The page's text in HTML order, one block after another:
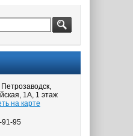
Петрозаводск,
1А, 1 этаж
на карте
91-95